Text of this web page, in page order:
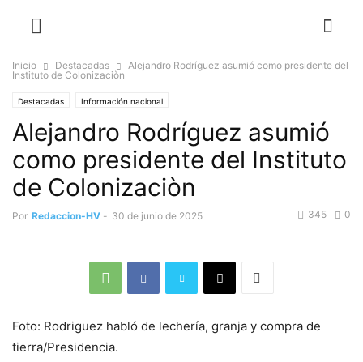
Inicio Destacadas
Alejandro Rodríguez asumió como presidente del
Instituto de Colonizaciòn
Destacadas Información nacional
Alejandro Rodríguez asumió
como presidente del Instituto
de Colonizaciòn
Por Redaccion-HV - 30 de junio de 2025 0
345
Foto: Rodriguez habló de lechería, granja y compra de
tierra/Presidencia.